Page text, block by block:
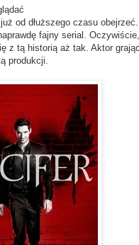
od dłuższego czasu
fajny serial.
z tą historią aż tak. Aktor
produkcji.